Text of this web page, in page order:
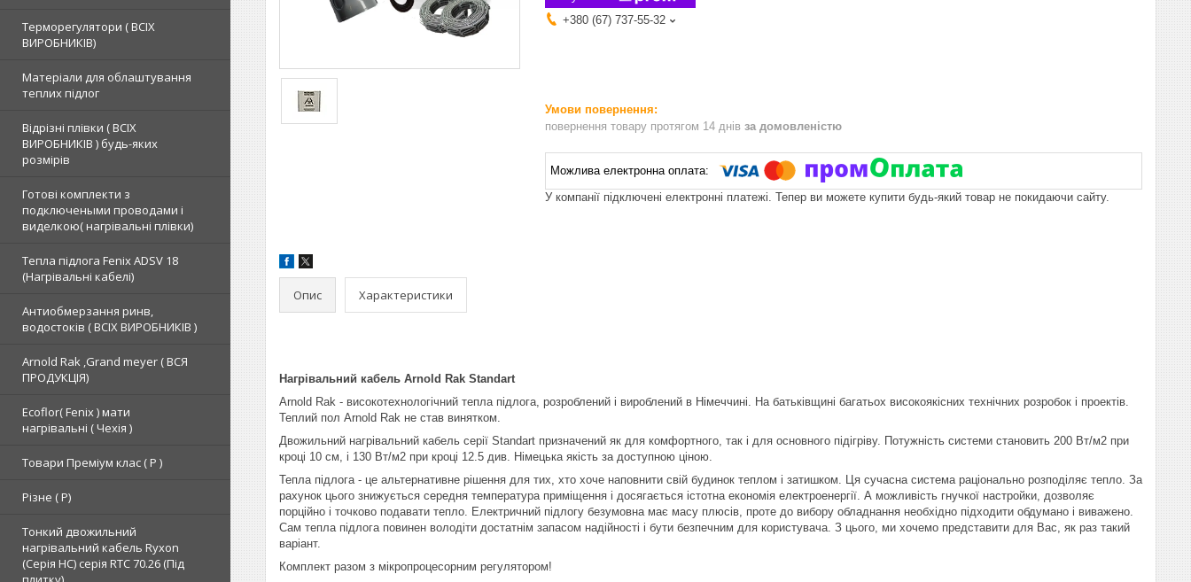
Терморегулятори ( ВСІХ
ВИРОБНИКІВ)
Матеріали для облаштування
теплих підлог
Відрізні плівки ( ВСІХ
ВИРОБНИКІВ ) будь-яких
розмірів
Готові комплекти з
подключеными проводами і
виделкою( нагрівальні плівки)
Тепла підлога Fenix ADSV 18
(Нагрівальні кабелі)
Антиобмерзання ринв,
водостоків ( ВСІХ ВИРОБНИКІВ )
Arnold Rak ,Grand meyer ( ВСЯ
ПРОДУКЦІЯ)
Ecoflor( Fenix ) мати
нагрівальні ( Чехія )
Товари Преміум клас ( Р )
Різне ( Р)
Тонкий двожильний
нагрівальний кабель Ryxon
(Серія НС) серія RTC 70.26 (Під
+380 (67) 737-55-32
повернення товару протягом 14 днів за домовленістю
У компанії підключені електронні платежі. Тепер ви можете купити будь-який товар не покидаючи сайту.
Опис Характеристики
Нагрівальний кабель Arnold Rak Standart
Arnold Rak - високотехнологічний тепла підлога, розроблений і вироблений в Німеччині. На батьківщині багатьох високоякісних технічних розробок і проектів.
Теплий пол Arnold Rak не став винятком.
Двожильний нагрівальний кабель серії Standart призначений як для комфортного, так і для основного підігріву. Потужність системи становить 200 Вт/м2 при
кроці 10 см, і 130 Вт/м2 при кроці 12.5 див. Німецька якість за доступною ціною.
Тепла підлога - це альтернативне рішення для тих, хто хоче наповнити свій будинок теплом і затишком. Ця сучасна система раціонально розподіляє тепло. За
рахунок цього знижується середня температура приміщення і досягається істотна економія електроенергії. А можливість гнучкої настройки, дозволяє
порційно і точково подавати тепло. Електричний підлогу безумовна має масу плюсів, проте до вибору обладнання необхідно підходити обдумано і виважено.
Сам тепла підлога повинен володіти достатнім запасом надійності і бути безпечним для користувача. З цього, ми хочемо представити для Вас, як раз такий
варіант.
Комплект разом з мікропроцесорним регулятором!